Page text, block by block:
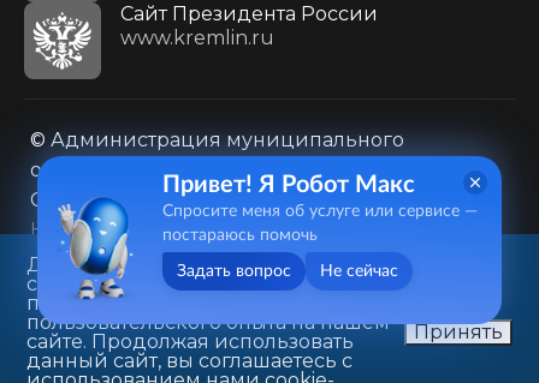
Cайт Президента России
www.kremlin.ru
© Администрация муниципального
образования городского округа «Город
Саратов»
Контакты
Карта сайта
Политика в отношении обработки
персональных данных
410031, г. Саратов, ул. Первомайская, д. 78
+7(8452)26-02-49
Данный веб-сайт использует
cookie-файлы в целях
предоставления вам лучшего
пользовательского опыта на нашем
сайте. Продолжая использовать
данный сайт, вы соглашаетесь с
Принять
Привет! Я Робот Макс
Спросите меня об услуге или сервисе —
постараюсь помочь
Задать вопрос Не сейчас